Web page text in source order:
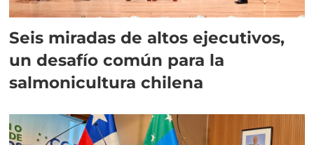
Seis miradas de altos ejecutivos,
un desafío común para la
salmonicultura chilena